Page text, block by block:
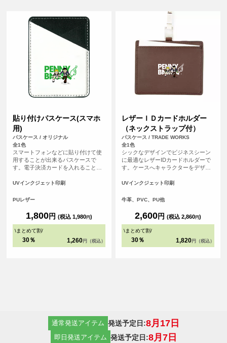
貼り付けパスケース(スマホ
用)
パスケース / オリジナル
全1色
スマートフォンなどに貼り付けて使
用することが出来るパスケースで
す。電子決済カードを入れることで
をおサイフケータイのように使うこ
ンをして自分だけのオリジナルパス
UVインクジェット印刷
PUレザー
1,800円 (税込 1,980円)
\まとめて割/
30％ 1,260 円（税込）
レザーＩＤカードホルダー
（ネックストラップ付）
パスケース / TRADE WORKS
全1色
シックなデザインでビジネスシーン
に最適なレザーIDカードホルダーで
す。ケースへキャラクターをデザイ
ることで高級感のあるアイテムにな
UVインクジェット印刷
牛革、PVC、PU他
2,600円 (税込 2,860円)
\まとめて割/
30％ 1,820 円（税込）
通常発送アイテム 発送予定日:8月17日
即日発送アイテム 発送予定日:8月7日